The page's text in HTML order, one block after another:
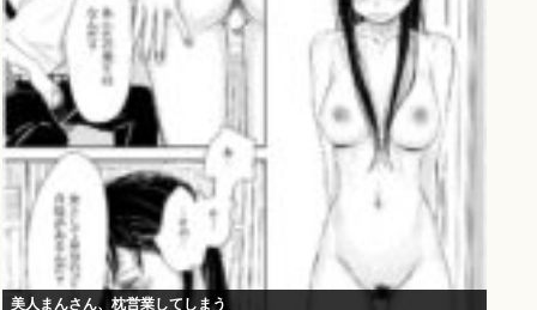
美人まんさん、枕営業してしまう